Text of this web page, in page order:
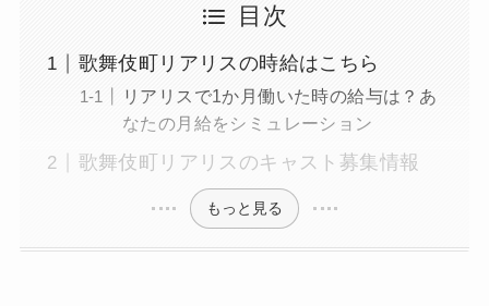
目次
歌舞伎町リアリスの時給はこちら
リアリスで1か月働いた時の給与は？あ
なたの月給をシミュレーション
歌舞伎町リアリスのキャスト募集情報
もっと見る